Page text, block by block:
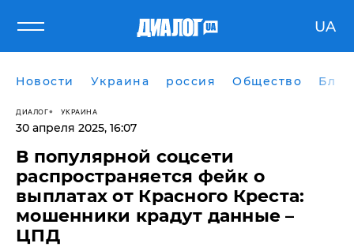
UA
Новости Украина россия Общество
ДИАЛОГ УКРАИНА
30 апреля 2025, 16:07
В популярной соцсети
распространяется фейк о
выплатах от Красного Креста:
мошенники крадут данные –
ЦПД